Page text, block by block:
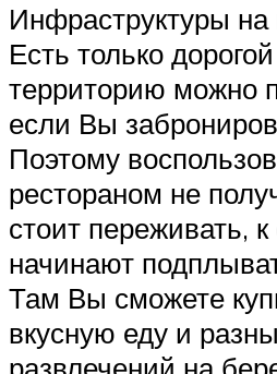
Инфраструктуры на
Есть только
территорию можно
если Вы
Поэтому
рестораном не
стоит переживать,
начинают
Там Вы сможете
вкусную еду и